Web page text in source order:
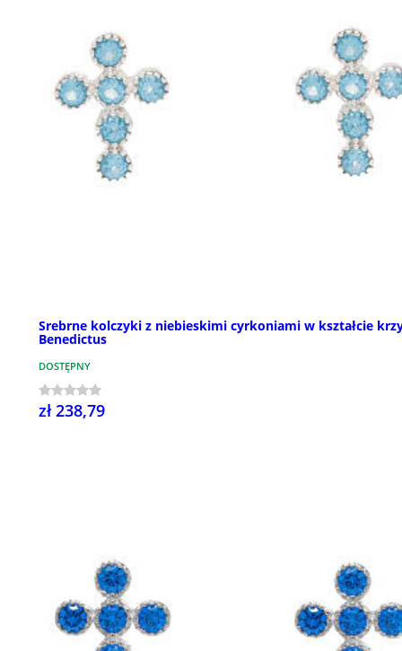
Srebrne kolczyki z niebieskimi cyrkoniami w kształcie
Benedictus
DOSTĘPNY
zł 238,79